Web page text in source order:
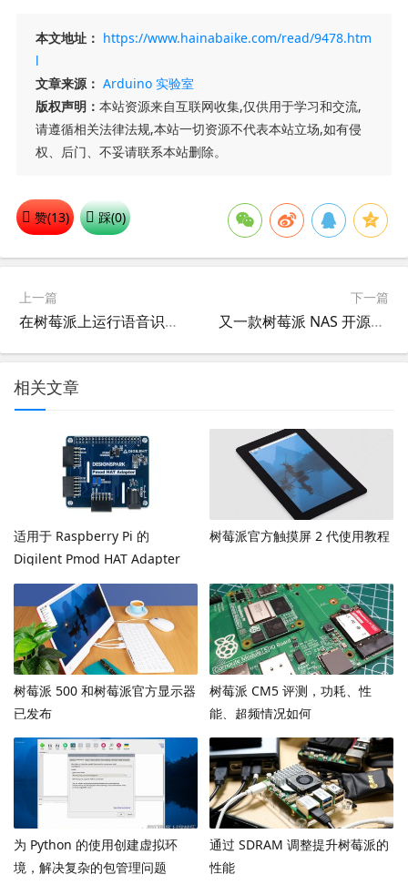
本文地址： https://www.hainabaike.com/read/9478.htm
l
文章来源： Arduino 实验室
版权声明： 本站资源来自互联网收集,仅供用于学习和交流,
请遵循相关法律法规,本站一切资源不代表本站立场,如有侵
权、后门、不妥请联系本站删除。
赞(13) 踩(0)
上一篇
在树莓派上运行语音识别和 LLama-2 GPT!
下一篇
又一款树莓派 NAS 开源项目，外观实用大方
相关文章
适用于 Raspberry Pi 的
Digilent Pmod HAT Adapter
树莓派官方触摸屏 2 代使用教程
树莓派 500 和树莓派官方显示器
已发布
树莓派 CM5 评测，功耗、性
能、超频情况如何
​为 Python 的使用创建虚拟环
境，解决复杂的包管理问题
通过 SDRAM 调整提升树莓派的
性能